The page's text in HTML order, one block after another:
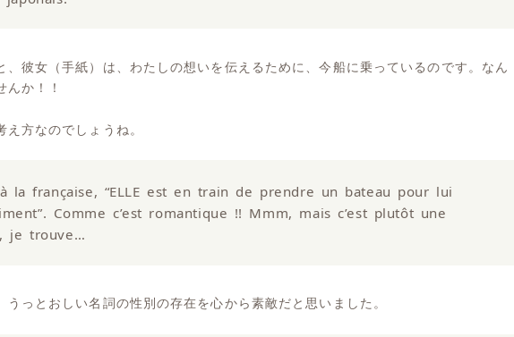
、彼女（手紙）は、わたしの想いを伝えるために、今船に乗っているのです。なん
か！！
方なのでしょうね。
la française, “ELLE est en train de prendre un bateau pour lui
Comme c’est romantique !! Mmm, mais c’est plutôt une
je trouve…
っとおしい名詞の性別の存在を心から素敵だと思いました。